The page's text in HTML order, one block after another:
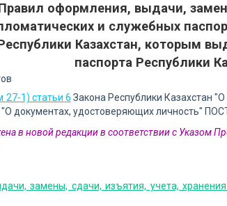
оформления, выдачи,
и служебных
Казахстан, которым
паспорта Республики
27-1) статьи 6 Закона Республики Казахстан
"О документах, удостоверяющих личность"
в новой редакции в соответствии с Указом
замены, сдачи, изъятия, учета,